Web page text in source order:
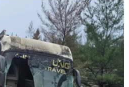
TTXVN
Quảng cáo